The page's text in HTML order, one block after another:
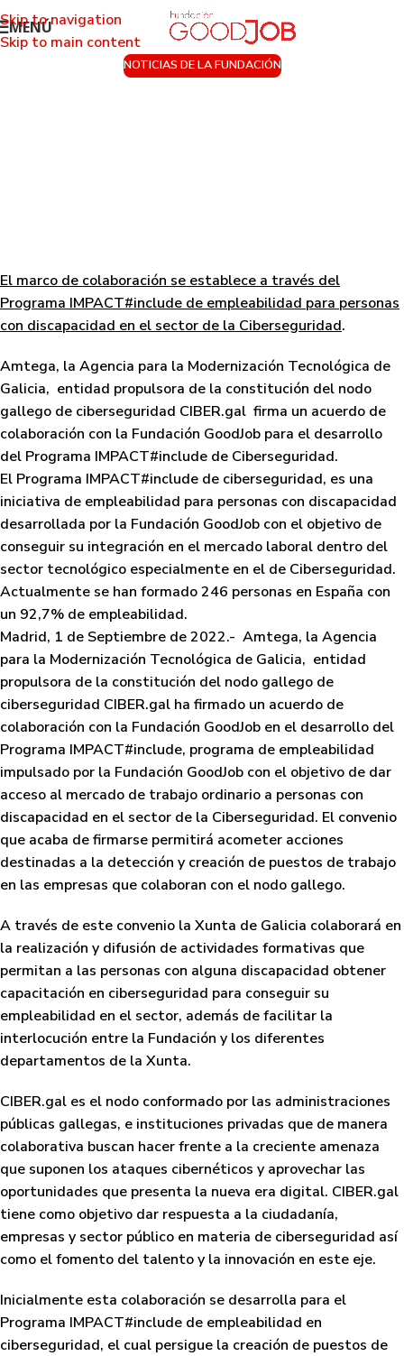
Skip to navigation
Skip to main content
MENÚ
NOTICIAS DE LA FUNDACIÓN
El marco de colaboración se establece a través del
Programa IMPACT#include de empleabilidad para personas
con discapacidad en el sector de la Ciberseguridad.
Amtega, la Agencia para la Modernización Tecnológica de
Galicia, entidad propulsora de la constitución del nodo
gallego de ciberseguridad CIBER.gal firma un acuerdo de
colaboración con la Fundación GoodJob para el desarrollo
del Programa IMPACT#include de Ciberseguridad.
El Programa IMPACT#include de ciberseguridad, es una
iniciativa de empleabilidad para personas con discapacidad
desarrollada por la Fundación GoodJob con el objetivo de
conseguir su integración en el mercado laboral dentro del
sector tecnológico especialmente en el de Ciberseguridad.
Actualmente se han formado 246 personas en España con
un 92,7% de empleabilidad.
Madrid, 1 de Septiembre de 2022.- Amtega, la Agencia
para la Modernización Tecnológica de Galicia, entidad
propulsora de la constitución del nodo gallego de
ciberseguridad CIBER.gal ha firmado un acuerdo de
colaboración con la Fundación GoodJob en el desarrollo del
Programa IMPACT#include, programa de empleabilidad
impulsado por la Fundación GoodJob con el objetivo de dar
acceso al mercado de trabajo ordinario a personas con
discapacidad en el sector de la Ciberseguridad. El convenio
que acaba de firmarse permitirá acometer acciones
destinadas a la detección y creación de puestos de trabajo
en las empresas que colaboran con el nodo gallego.
A través de este convenio la Xunta de Galicia colaborará en
la realización y difusión de actividades formativas que
permitan a las personas con alguna discapacidad obtener
capacitación en ciberseguridad para conseguir su
empleabilidad en el sector, además de facilitar la
interlocución entre la Fundación y los diferentes
departamentos de la Xunta.
CIBER.gal es el nodo conformado por las administraciones
públicas gallegas, e instituciones privadas que de manera
colaborativa buscan hacer frente a la creciente amenaza
que suponen los ataques cibernéticos y aprovechar las
oportunidades que presenta la nueva era digital. CIBER.gal
tiene como objetivo dar respuesta a la ciudadanía,
empresas y sector público en materia de ciberseguridad así
como el fomento del talento y la innovación en este eje.
Inicialmente esta colaboración se desarrolla para el
Programa IMPACT#include de empleabilidad en
ciberseguridad, el cual persigue la creación de puestos de